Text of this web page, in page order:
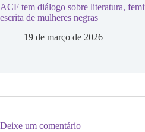
ACF tem diálogo sobre literatura,
escrita de mulheres negras
19 de março de 2026
Deixe um comentário